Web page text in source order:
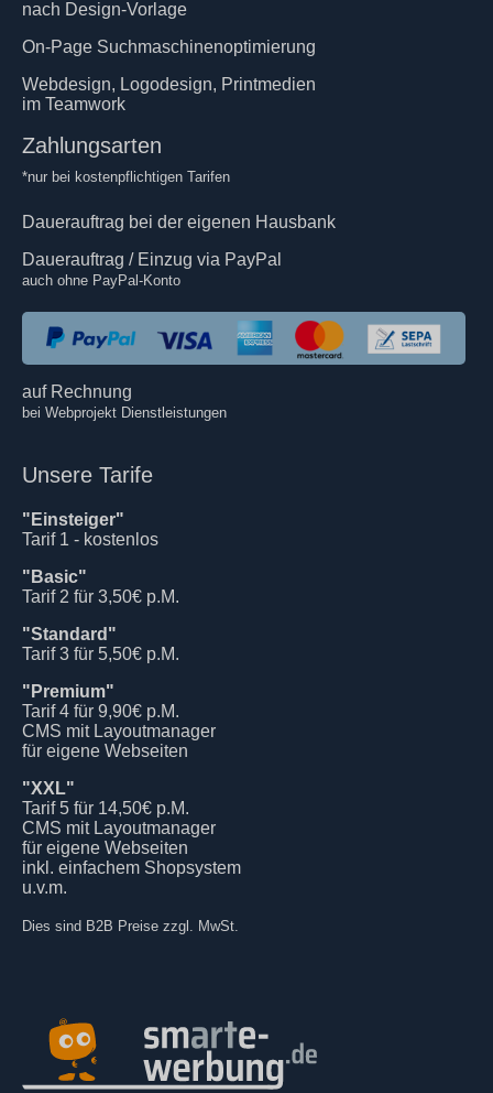
nach Design-Vorlage
On-Page Suchmaschinenoptimierung
Webdesign, Logodesign, Printmedien
im Teamwork
Zahlungsarten
*nur bei kostenpflichtigen Tarifen
Dauerauftrag bei der eigenen Hausbank
Dauerauftrag / Einzug via PayPal
auch ohne PayPal-Konto
auf Rechnung
bei Webprojekt Dienstleistungen
Unsere Tarife
"Einsteiger"
Tarif 1 - kostenlos
"Basic"
Tarif 2 für 3,50€ p.M.
"Standard"
Tarif 3 für 5,50€ p.M.
"Premium"
Tarif 4 für 9,90€ p.M.
CMS mit Layoutmanager
für eigene Webseiten
"XXL"
Tarif 5 für 14,50€ p.M.
CMS mit Layoutmanager
für eigene Webseiten
inkl. einfachem Shopsystem
u.v.m.
Dies sind B2B Preise zzgl. MwSt.